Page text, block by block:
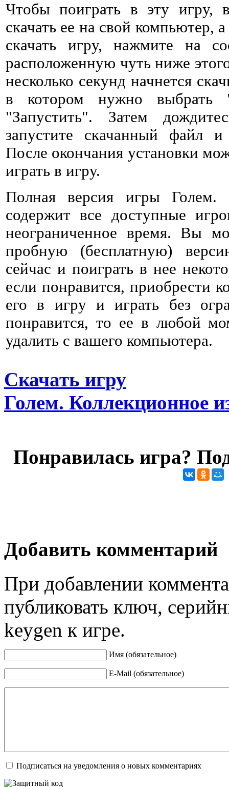
Чтобы поиграть в эту игру,
скачать ее на свой компьютер,
скачать игру, нажмите на
расположенную чуть ниже
несколько секунд начнется
в котором нужно выбрать
"Запустить". Затем
запустите скачанный файл и
После окончания установки
играть в игру.
Полная версия игры Голем.
содержит все доступные
неограниченное время. Вы
пробную (бесплатную)
сейчас и поиграть в нее
если понравится, приобрести
его в игру и играть без
понравится, то ее в любой
удалить с вашего компьютера.
Скачать игру
Голем. Коллекционное
Понравилась игра?
Добавить комментарий
При добавлении
публиковать ключ,
keygen к игре.
Имя (обязательное)
E-Mail (обязательное)
Подписаться на уведомления о новых комментариях